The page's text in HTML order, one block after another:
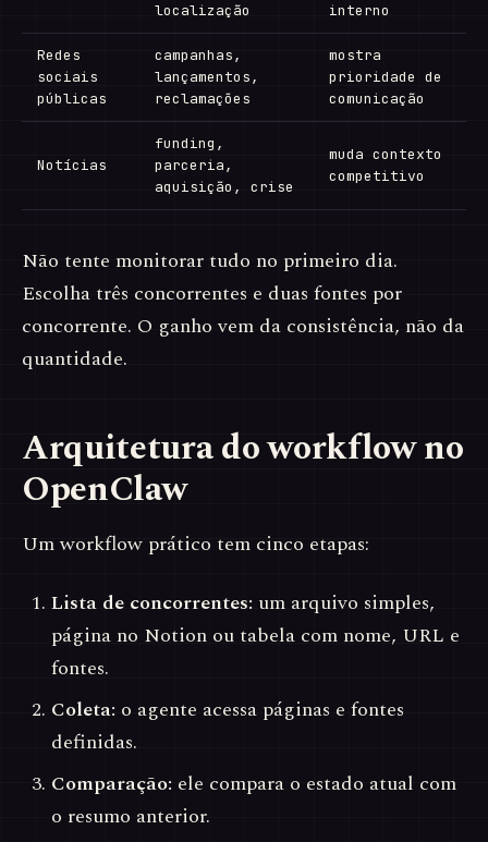
localização
interno
Redes
sociais
públicas
campanhas,
lançamentos,
reclamações
mostra
prioridade de
comunicação
Notícias
funding,
parceria,
aquisição, crise
muda contexto
competitivo
Não tente monitorar tudo no primeiro dia.
Escolha três concorrentes e duas fontes por
concorrente. O ganho vem da consistência, não da
quantidade.
Arquitetura do workflow no
OpenClaw
Um workflow prático tem cinco etapas:
Lista de concorrentes: um arquivo simples,
página no Notion ou tabela com nome, URL e
fontes.
Coleta: o agente acessa páginas e fontes
definidas.
Comparação: ele compara o estado atual com
o resumo anterior.